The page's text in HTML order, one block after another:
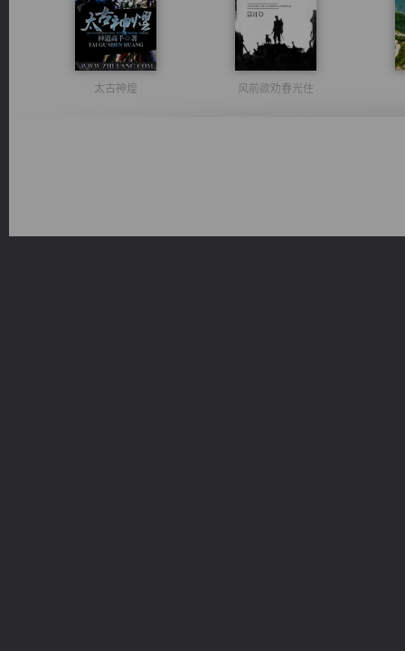
太古神煌 风前欲劝春光住